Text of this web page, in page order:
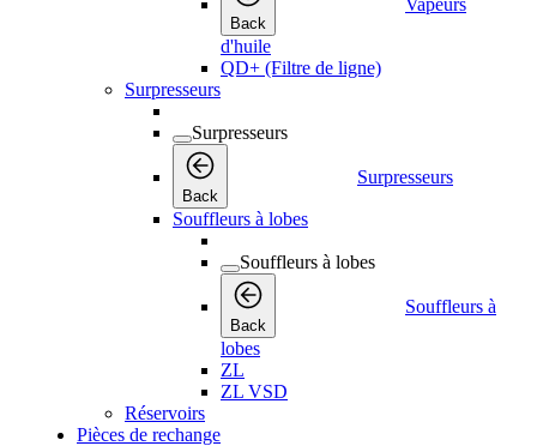
Back
Vapeurs
d'huile
QD+ (Filtre de ligne)
Surpresseurs
Surpresseurs
Back
Surpresseurs
Souffleurs à lobes
Souffleurs à lobes
Back
Souffleurs à
lobes
ZL
ZL VSD
Réservoirs
Pièces de rechange